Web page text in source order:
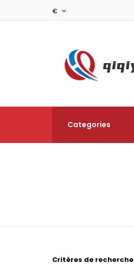
€
Categories
Critères de recherche